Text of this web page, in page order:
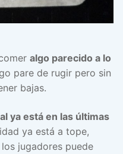
algo parecido a lo
pare de rugir pero sin
bajas.
ya está en las últimas
ya está a tope,
jugadores puede